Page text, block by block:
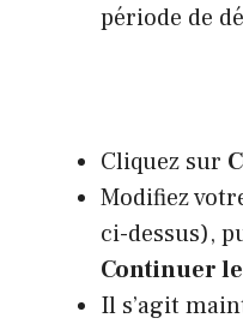
période de
Cliquez sur
Modifiez
ci-dessus),
Continuer
Il s’agit